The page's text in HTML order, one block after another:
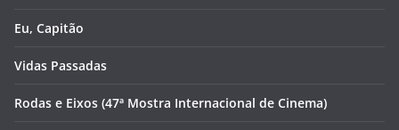
Eu, Capitão
Vidas Passadas
Rodas e Eixos (47ª Mostra Internacional de Cinema)